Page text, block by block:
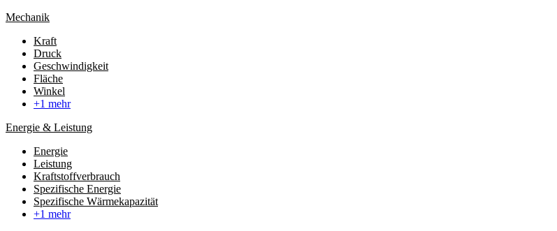
Mechanik
Kraft
Druck
Geschwindigkeit
Fläche
Winkel
+1 mehr
Energie & Leistung
Energie
Leistung
Kraftstoffverbrauch
Spezifische Energie
Spezifische Wärmekapazität
+1 mehr